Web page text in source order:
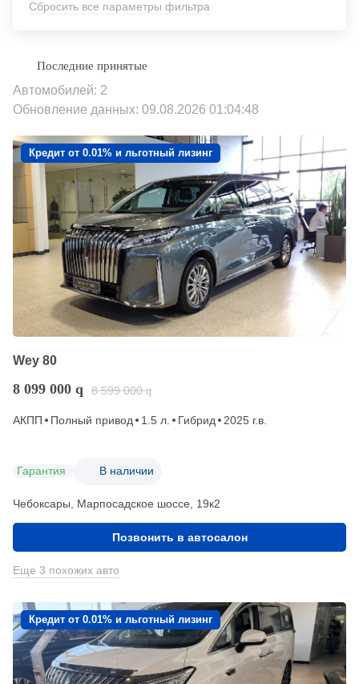
Сбросить все параметры фильтра
Автомобилей: 2
Обновление данных: 09.08.2026 01:04:48
Кредит от 0.01% и льготный лизинг
Wey 80
8 099 000 q 8 599 000 q
АКПП Полный привод 1.5 л. Гибрид 2025 г.в.
Гарантия В наличии
Чебоксары, Марпосадское шоссе, 19к2
Позвонить в автосалон
Еще 3 похожих авто
Кредит от 0.01% и льготный лизинг